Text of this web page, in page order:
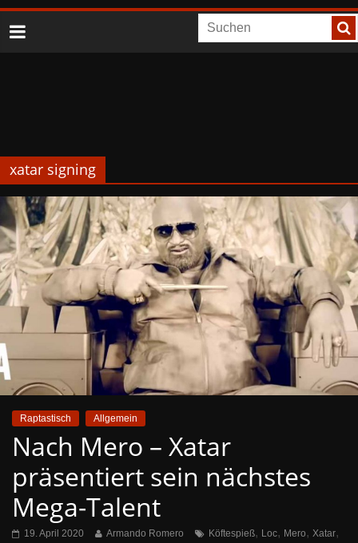
xatar signing
Raptastisch Allgemein
Nach Mero – Xatar
präsentiert sein nächstes
Mega-Talent
19. April 2020 Armando Romero Köftespieß, Loc, Mero, Xatar,